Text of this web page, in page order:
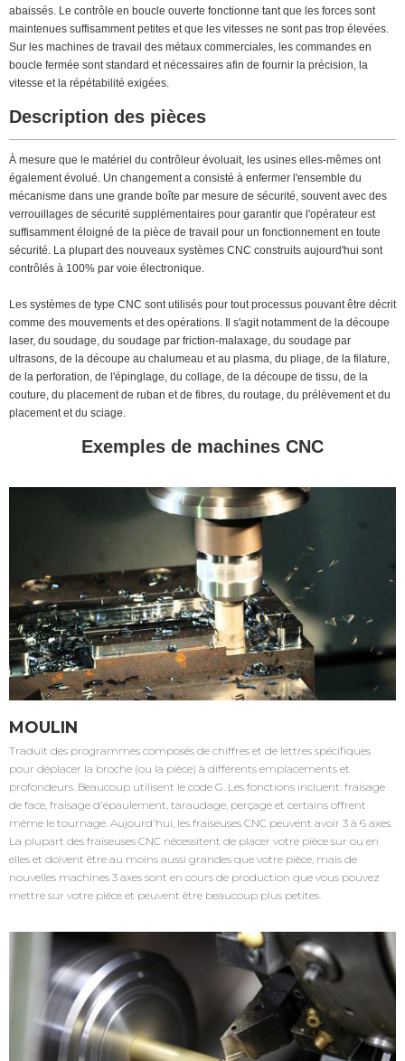
abaissés. Le contrôle en boucle ouverte fonctionne tant que les forces sont
maintenues suffisamment petites et que les vitesses ne sont pas trop élevées.
Sur les machines de travail des métaux commerciales, les commandes en
boucle fermée sont standard et nécessaires afin de fournir la précision, la
vitesse et la répétabilité exigées.
Description des pièces
À mesure que le matériel du contrôleur évoluait, les usines elles-mêmes ont
également évolué. Un changement a consisté à enfermer l'ensemble du
mécanisme dans une grande boîte par mesure de sécurité, souvent avec des
verrouillages de sécurité supplémentaires pour garantir que l'opérateur est
suffisamment éloigné de la pièce de travail pour un fonctionnement en toute
sécurité. La plupart des nouveaux systèmes CNC construits aujourd'hui sont
contrôlés à 100% par voie électronique.
Les systèmes de type CNC sont utilisés pour tout processus pouvant être décrit
comme des mouvements et des opérations. Il s'agit notamment de la découpe
laser, du soudage, du soudage par friction-malaxage, du soudage par
ultrasons, de la découpe au chalumeau et au plasma, du pliage, de la filature,
de la perforation, de l'épinglage, du collage, de la découpe de tissu, de la
couture, du placement de ruban et de fibres, du routage, du prélèvement et du
placement et du sciage.
Exemples de machines CNC
MOULIN
Traduit des programmes composés de chiffres et de lettres spécifiques
pour déplacer la broche (ou la pièce) à différents emplacements et
profondeurs. Beaucoup utilisent le code G. Les fonctions incluent: fraisage
de face, fraisage d'épaulement, taraudage, perçage et certains offrent
même le tournage. Aujourd'hui, les fraiseuses CNC peuvent avoir 3 à 6 axes.
La plupart des fraiseuses CNC nécessitent de placer votre pièce sur ou en
elles et doivent être au moins aussi grandes que votre pièce, mais de
nouvelles machines 3 axes sont en cours de production que vous pouvez
mettre sur votre pièce et peuvent être beaucoup plus petites.